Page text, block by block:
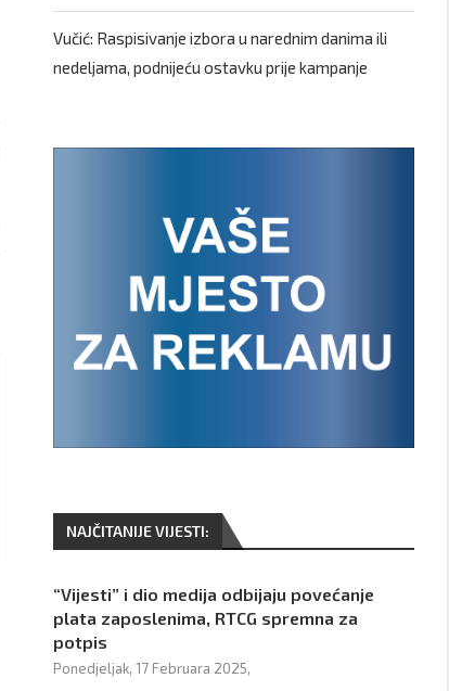
Vučić: Raspisivanje izbora u narednim danima ili
nedeljama, podnijeću ostavku prije kampanje
NAJČITANIJE VIJESTI:
“Vijesti” i dio medija odbijaju povećanje
plata zaposlenima, RTCG spremna za
potpis
Ponedjeljak, 17 Februara 2025,